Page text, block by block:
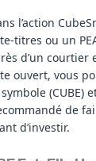
l’action
titres ou un
d’un courtier
ouvert, vous
(CUBE)
de
d’investir.